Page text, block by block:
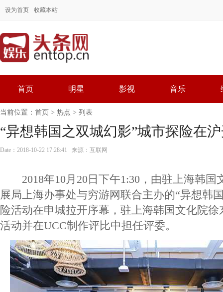
设为首页 收藏本站
首页 明星 影视 音乐
当前位置： 首页 > 热点 > 列表
“异想韩国之双城幻影”城市探险在
Date：2018-10-22 17:28:41 来源：互联网
2018年10月20日下午1:30，由驻上海韩国
展局上海办事处与穷游网联合主办的“异想韩
险活动在申城拉开序幕，驻上海韩国文化院
活动并在UCC制作评比中担任评委。